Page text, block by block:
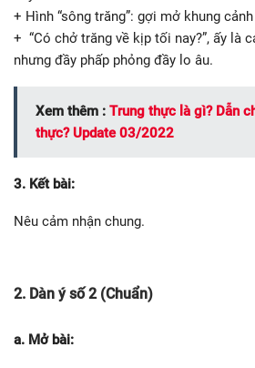
+ Hình “sông trăng”: gợi mở khung
+ “Có chở trăng về kịp tối nay?”, ấy là
nhưng đầy phấp phỏng đầy lo âu.
Xem thêm : Trung thực là gì? Dẫn
thực? Update 03/2022
3. Kết bài:
Nêu cảm nhận chung.
2. Dàn ý số 2 (Chuẩn)
a. Mở bài: